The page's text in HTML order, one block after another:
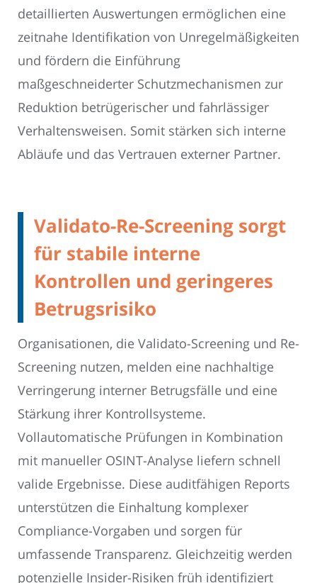
detaillierten Auswertungen ermöglichen eine
zeitnahe Identifikation von Unregelmäßigkeiten
und fördern die Einführung
maßgeschneiderter Schutzmechanismen zur
Reduktion betrügerischer und fahrlässiger
Verhaltensweisen. Somit stärken sich interne
Abläufe und das Vertrauen externer Partner.
Validato-Re-Screening sorgt
für stabile interne
Kontrollen und geringeres
Betrugsrisiko
Organisationen, die Validato-Screening und Re-
Screening nutzen, melden eine nachhaltige
Verringerung interner Betrugsfälle und eine
Stärkung ihrer Kontrollsysteme.
Vollautomatische Prüfungen in Kombination
mit manueller OSINT-Analyse liefern schnell
valide Ergebnisse. Diese auditfähigen Reports
unterstützen die Einhaltung komplexer
Compliance-Vorgaben und sorgen für
umfassende Transparenz. Gleichzeitig werden
potenzielle Insider-Risiken früh identifiziert